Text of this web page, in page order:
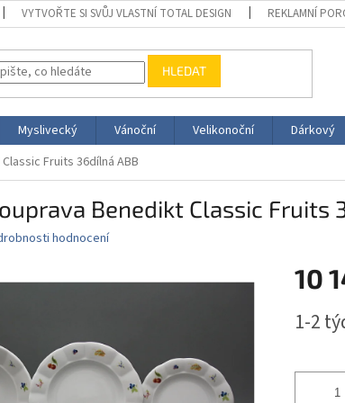
VYTVOŘTE SI SVŮJ VLASTNÍ TOTAL DESIGN REKLAMNÍ
HLEDAT
Myslivecký Vánoční Velikonoční Dárkový
Fruits 36dílná ABB
Benedikt Classic Fruits
hodnocení
10
cena:
1-2